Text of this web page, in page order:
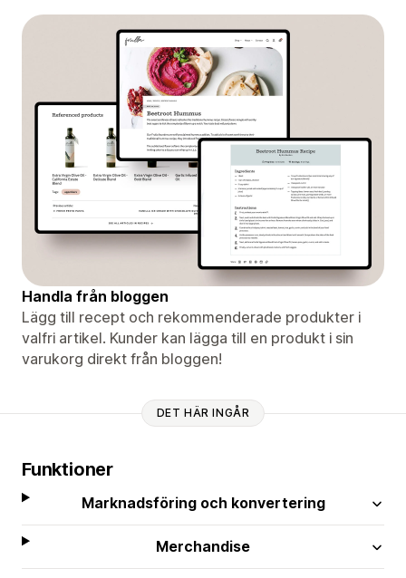
Handla från bloggen
Lägg till recept och rekommenderade produkter i
valfri artikel. Kunder kan lägga till en produkt i sin
varukorg direkt från bloggen!
DET HÄR INGÅR
Funktioner
Marknadsföring och konvertering
Merchandise